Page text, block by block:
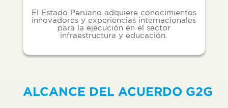
El Estado Peruano adquiere conocimientos
innovadores y experiencias internacionales
para la ejecución en el sector
infraestructura y educación.
ALCANCE DEL ACUERDO G2G